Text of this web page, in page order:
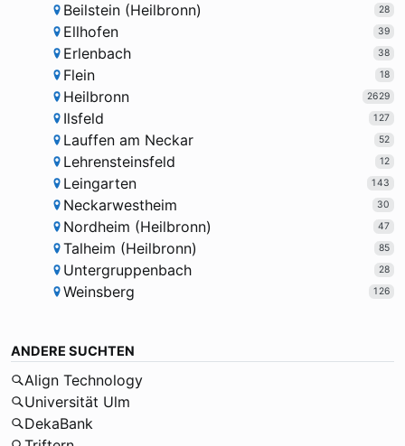
Beilstein (Heilbronn) 28
Ellhofen 39
Erlenbach 38
Flein 18
Heilbronn 2629
Ilsfeld 127
Lauffen am Neckar 52
Lehrensteinsfeld 12
Leingarten 143
Neckarwestheim 30
Nordheim (Heilbronn) 47
Talheim (Heilbronn) 85
Untergruppenbach 28
Weinsberg 126
ANDERE SUCHTEN
Align Technology
Universität Ulm
DekaBank